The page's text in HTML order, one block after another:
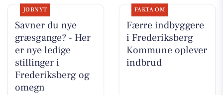
JOBNYT
Savner du nye
græsgange? - Her
er nye ledige
stillinger i
Frederiksberg og
omegn
FAKTA OM
Færre indbyggere
i Frederiksberg
Kommune oplever
indbrud